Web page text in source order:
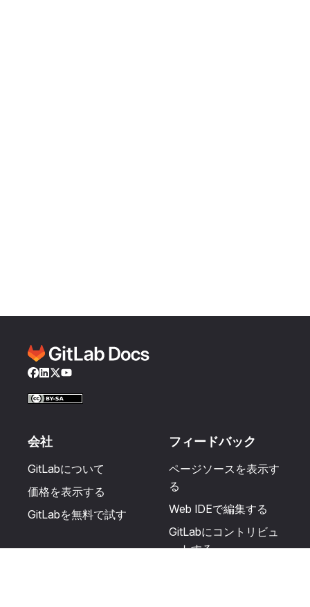
Facebook
LinkedIn
Twitter
YouTube
会社
GitLabについて
価格を表示する
GitLabを無料で試す
フィードバック
ページソースを表示す
る
Web IDEで編集する
GitLabにコントリビュ
ートする